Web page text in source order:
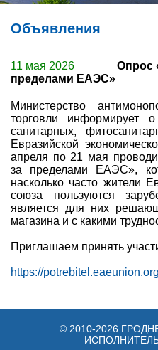
Объявления
11 мая 2026
Опрос
пределами ЕАЭС»
Министерство
торговли информирует
санитарных,
Евразийской
апреля по 21 мая
за пределами ЕАЭС»,
насколько часто жители
союза пользуются
является для них
магазина и с какими
Приглашаем принять
https://
© 2010-2026